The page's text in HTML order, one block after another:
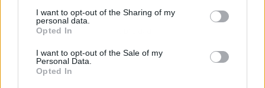
I want to opt-out of the Sharing of my
personal data.
Opted In
I want to opt-out of the Sale of my
Personal Data.
Opted In